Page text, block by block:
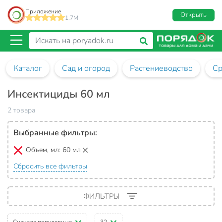
Приложение
1.7M
Открыть
Каталог Сад и огород Растениеводство
Инсектициды 60 мл
2 товара
Выбранные фильтры:
Объем, мл: 60 мл
Сбросить все фильтры
ФИЛЬТРЫ